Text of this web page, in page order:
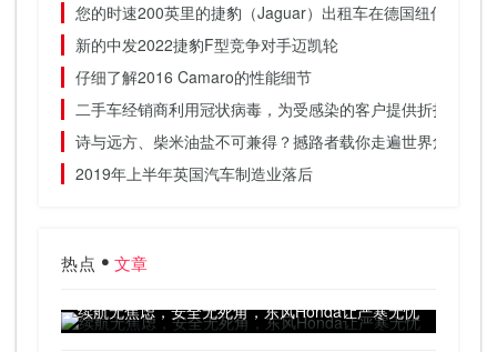
您的时速200英里的捷豹（Jaguar）出租车在德国纽伯格林
新的中发2022捷豹F型竞争对手迈凯轮
仔细了解2016 Camaro的性能细节
二手车经销商利用冠状病毒，为受感染的客户提供折扣
诗与远方、柴米油盐不可兼得？撼路者载你走遍世界角落
2019年上半年英国汽车制造业落后
热点 文章
续航无焦虑，安全无死角，东风Honda让严寒无忧